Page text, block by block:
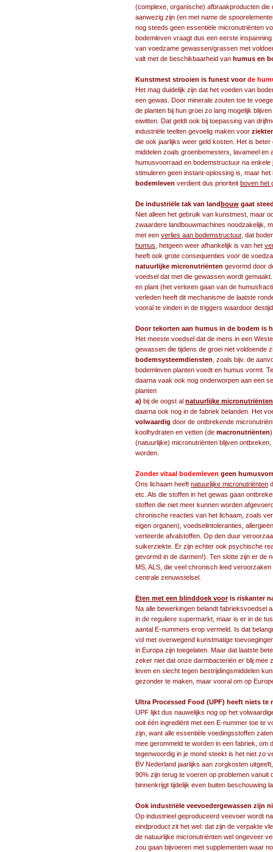
(complexe, organische) afbraakproducten die
aanwezig zijn (en met name de
nog steeds geen essentiële micronutriënten
bodemleven vraagt dus een eerste
van voedzame gewassen/grassen met
valt met de beschikbaarheid van humus en
Kunstmest strooien is funest voorde
Het mag duidelijk zijn dat het voeden van
een gewas. Door minerale zouten toe te
de planten bij hun groei zo lang mogelijk
eiwitten. Dat geldt ook bij toepassing van
industriële teelten gevoelig maken voor
die ook jaarlijks weer geld kosten. Het is
middelen zoals groenbemesters, lavameel
humusvoorraad en bodemstructuur na
stimuleren geen instant-oplossing is, maar
bodemleven verdient dus prioriteit boven het
De industriële tak van land bouw gaat
Niet alleen het gebruik van kunstmest, maar
zwaardere landbouwmachines noodzakelijk,
met een verlies aan bodemstructuur, dat
humus , hetgeen weer afhankelijk is van het
heeft ook grote consequenties voor de
natuurlijke micronutriënten gevormd door
voedsel dat met die gewassen wordt
en plant (het verloren gaan van de
verleden heeft dit mechanisme de laatste
vooral te vinden in de triggers waardoor
Door tekorten aan humus in de bodem is
Het meeste voedsel dat de mens in een
gewassen die tijdens de groei niet voldoende
bodemsysteemdiensten , zoals bijv. de
bodemleven planten voedt en humus vormt.
daarna vaak ook nog onderworpen aan een
planten
a) bij de oogst al natuurlijke micronutriënten
daarna ook nog in de fabriek belanden. Het
volwaardig door de ontbrekende
koolhydraten en vetten (de macronutriënten
(natuurlijke) micronutriënten blijven
worden.
Zonder vitaal bodemleven geen
Ons lichaam heeft natuurlijke micronutriënten
etc. Als die stoffen in het gewas gaan
stoffen die niet meer kunnen worden
chronische reacties van het lichaam, zoals
eigen organen), voedselintoleranties,
verteerde afvalstoffen. Op den duur
suikerziekte. Er zijn echter ook psychische
gevormd in de darmen!). Ten slotte zijn er de
MS, ALS, die veel chronisch leed
centrale zenuwstelsel.
Eten met een blinddoek vooris riskanter
Na alle bewerkingen belandt fabrieksvoedsel
in de reguliere supermarkt , maar is er in de
aantal E-nummers erop vermeld. Is dat
vol met overwegend kunstmatige
in Europa zijn toegelaten. Maar dat laatste
zeker niet dat onze darmbacteriën er blij mee
leven en slecht tegen bestrijdingsmiddelen
gezonder te maken, maar vooral om op
Ultra Processed Food (UPF) heeft niets te
UPF lijkt dus nauwelijks nog op het
ooit één ingrediënt met een E-nummer toe te
zijn, want alle essentiële voedingsstoffen
mee gerommeld te worden in een fabriek, om
tegenwoordig in je mond steekt is het niet zo
BV Nederland jaarlijks aan zorgkosten
90% zijn terug te voeren op problemen vanuit
binnenkrijgt tijdelijk even buiten beschouwing
Ook industriële veevoedergewassen zijn
Op industrieel geproduceerd veevoer wordt
eindproduct zit het wel: dat zijn de verpakte
de natuurlijke micronutriënten wel ongeveer
zou gaan bijvoeren met supplementen waar